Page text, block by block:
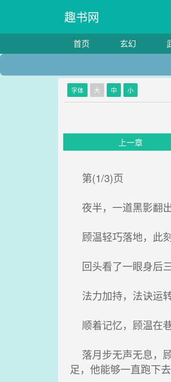
趣书网
首页 玄幻
字体 大 中 小
上一章
第(1/3)页
夜半，一道黑影翻出
顾温轻巧落地，此
回头看了一眼身后
法力加持，法诀运
顺着记忆，顾温在
落月步无声无息，
足，他能够一直跑下